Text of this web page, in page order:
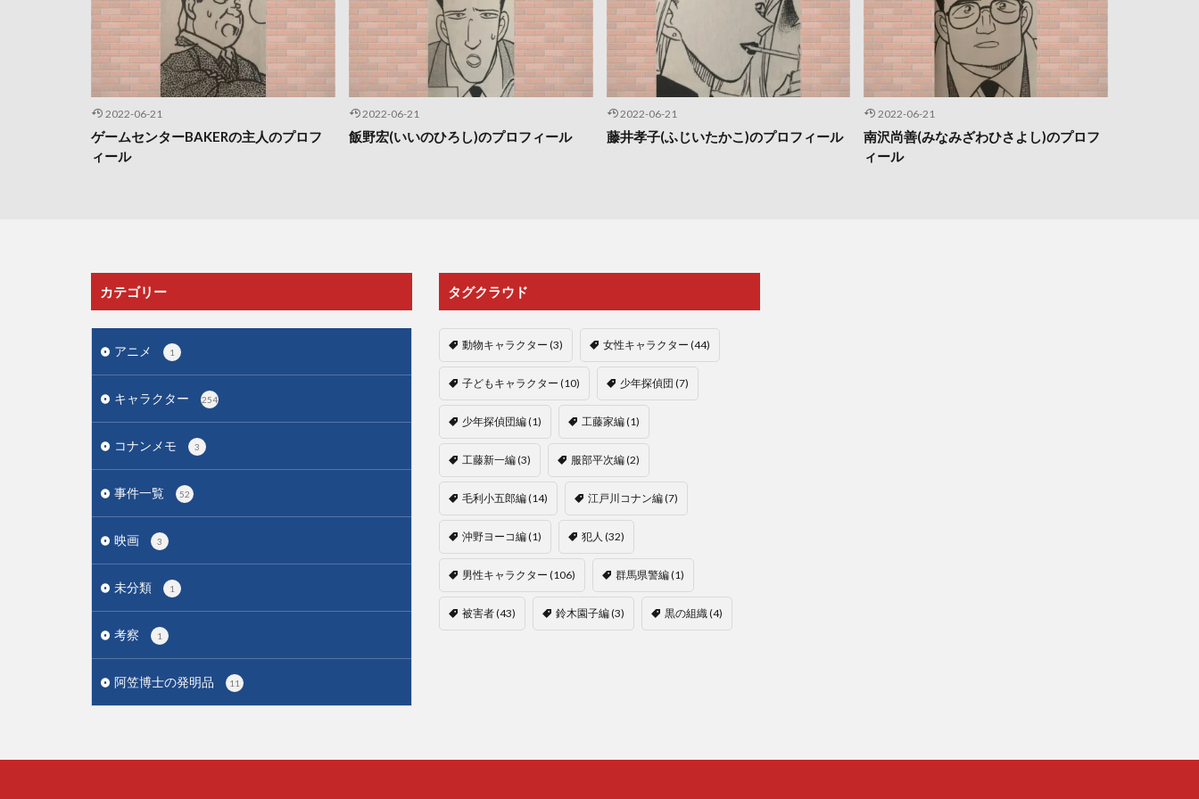
2022-06-21
ゲームセンターBAKERの主人のプロフ
ィール
2022-06-21
飯野宏(いいのひろし)のプロフィール
2022-06-21
藤井孝子(ふじいたかこ)のプロフィール
2022-06-21
南沢尚善(みなみざわひさよし)のプロフ
ィール
カテゴリー
アニメ 1
キャラクター 254
コナンメモ 3
事件一覧 52
映画 3
未分類 1
考察 1
阿笠博士の発明品 11
タグクラウド
動物キャラクター (3) 女性キャラクター (44)
子どもキャラクター (10) 少年探偵団 (7)
少年探偵団編(1) 工藤家編(1)
工藤新一編(3) 服部平次編(2)
毛利小五郎編(14) 江戸川コナン編(7)
沖野ヨーコ編(1) 犯人 (32)
男性キャラクター (106) 群馬県警編(1)
被害者(43) 鈴木園子編(3) 黒の組織(4)